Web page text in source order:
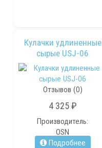
Кулачки удлиненные
сырые USJ-06
Отзывов (0)
4 325 ₽
Производитель:
OSN
Подробнее